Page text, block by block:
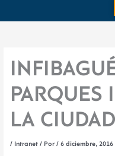
PARQUES
LA CIUDAD
/ Intranet/ Por / 6 diciembre, 2016